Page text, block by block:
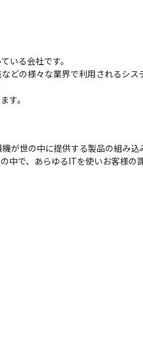
いる会社です。
どの様々な業界で利用されるシス
す。
が世の中に提供する製品の組み込
中で、あらゆるITを使いお客様の